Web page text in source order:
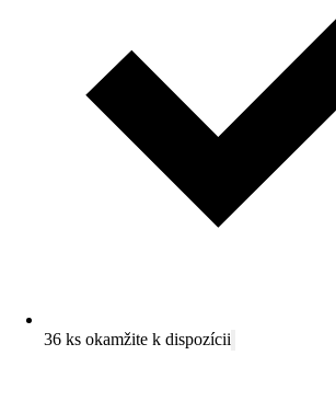
36 ks okamžite k dispozícii